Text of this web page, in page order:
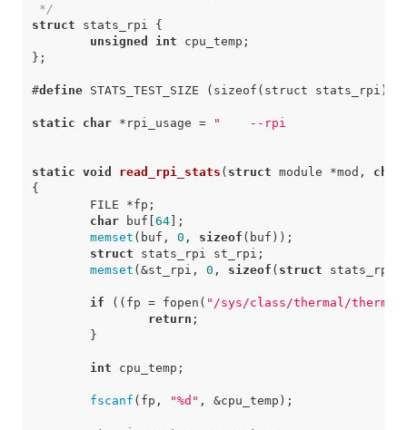
*/
struct
unsigned
int
#define STATS_TEST_SIZE (sizeof(struct stats_rpi))
static char *rpi_usage = "    --rpi
static void read_rpi_stats ( struct module *mod, char
char buf[64
memset (buf, 0 , sizeof
struct
memset (&st_rpi, 0 , sizeof ( struct
if ((fp = fopen( "/sys/class/thermal/
return
int
fscanf (fp, "%d"